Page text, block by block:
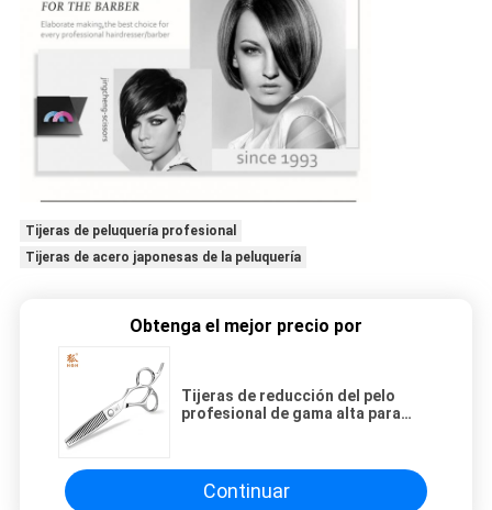
Tijeras de peluquería profesional
Tijeras de acero japonesas de la peluquería
Obtenga el mejor precio por
Tijeras de reducción del pelo
profesional de gama alta para
Continuar